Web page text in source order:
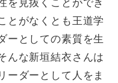
を見抜くことができ
とがなくとも王道学
ーとしての素質を生
んな新垣結衣さんは
ーダーとして人をま